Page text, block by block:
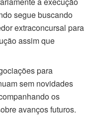
segue buscando
extraconcursal para
assim que
para
sem novidades
os
avanços futuros.